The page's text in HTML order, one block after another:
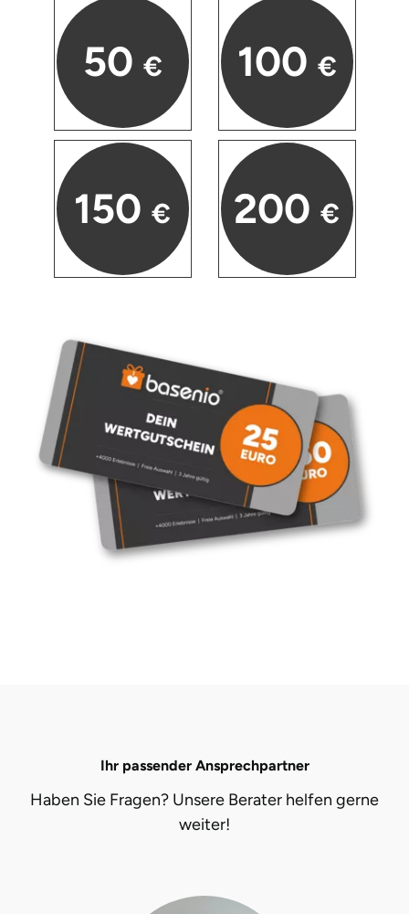
50 €
150 €
100 €
200 €
Ihr passender Ansprechpartner
Haben Sie Fragen? Unsere Berater helfen gerne
weiter!